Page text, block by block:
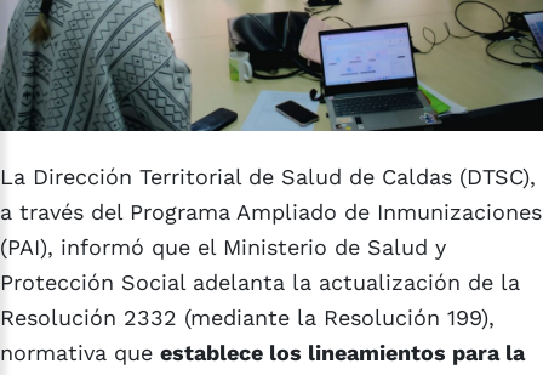
La Dirección Territorial de Salud de Caldas (DTSC),
a través del Programa Ampliado de Inmunizaciones
(PAI), informó que el Ministerio de Salud y
Protección Social adelanta la actualización de la
Resolución 2332 (mediante la Resolución 199),
normativa que establece los lineamientos para la